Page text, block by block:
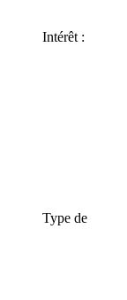
Intérêt :
Type de